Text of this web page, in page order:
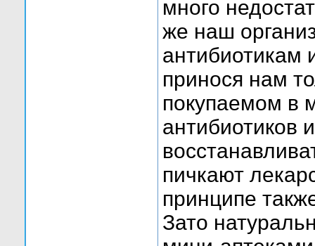
много
же наш
антибиотикам
принося нам
покупаемом в
антибиотиков
пичкают
принципе
Зато